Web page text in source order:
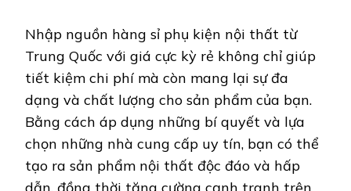
Nhập nguồn hàng sỉ phụ kiện nội thất từ
Trung Quốc với giá cực kỳ rẻ không chỉ giúp
tiết kiệm chi phí mà còn mang lại sự đa
dạng và chất lượng cho sản phẩm của bạn.
Bằng cách áp dụng những bí quyết và lựa
chọn những nhà cung cấp uy tín, bạn có thể
tạo ra sản phẩm nội thất độc đáo và hấp